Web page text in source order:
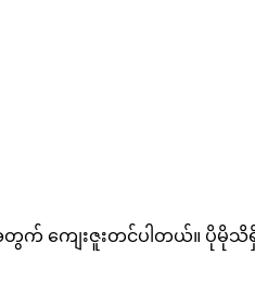
အတွက် ကျေးဇူးတင်ပါတယ်။